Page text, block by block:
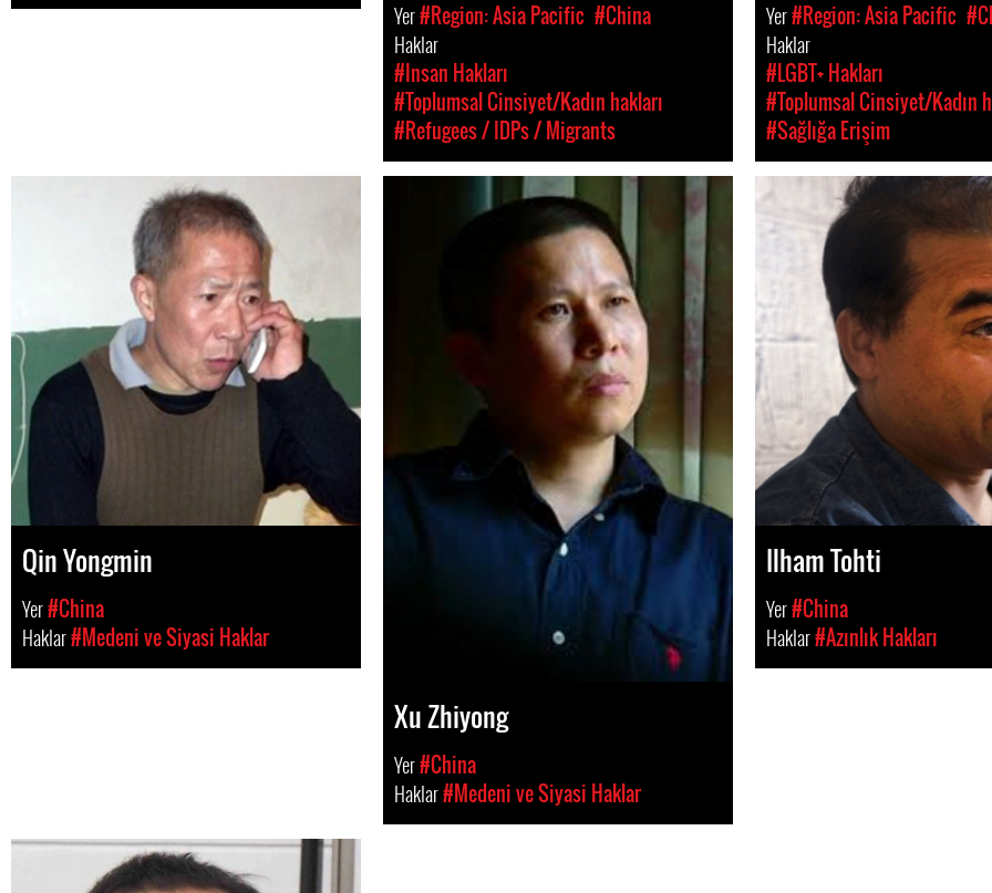
Yer#Region: Asia Pacific #China
Haklar
#Insan Hakları
#Toplumsal Cinsiyet/Kadın hakları
#Refugees / IDPs / Migrants
Yer#Region: Asia Pacific
Haklar
#LGBT+ Hakları
#Toplumsal Cinsiyet/Kadın
#Sağlığa Erişim
Qin Yongmin
Yer#China
Haklar#Medeni ve Siyasi Haklar
Xu Zhiyong
Yer#China
Haklar#Medeni ve Siyasi Haklar
Ilham Tohti
Yer#China
Haklar#Azınlık Hakları